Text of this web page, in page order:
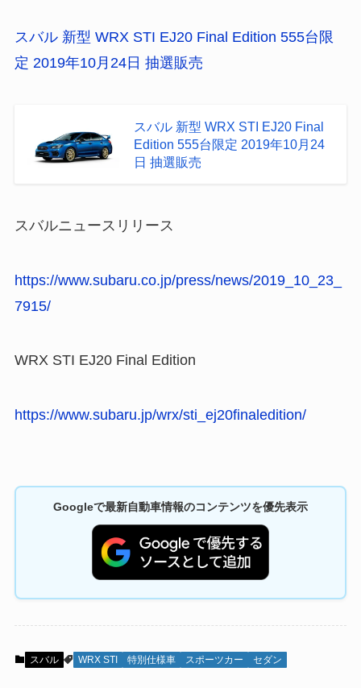
スバル 新型 WRX STI EJ20 Final Edition 555台限
定 2019年10月24日 抽選販売
スバル 新型 WRX STI EJ20 Final
Edition 555台限定 2019年10月24
日 抽選販売
スバルニュースリリース
https://www.subaru.co.jp/press/news/2019_10_23_
7915/
WRX STI EJ20 Final Edition
https://www.subaru.jp/wrx/sti_ej20finaledition/
Googleで最新自動車情報のコンテンツを優先表示
スバル WRX STI 特別仕様車 スポーツカー セダン